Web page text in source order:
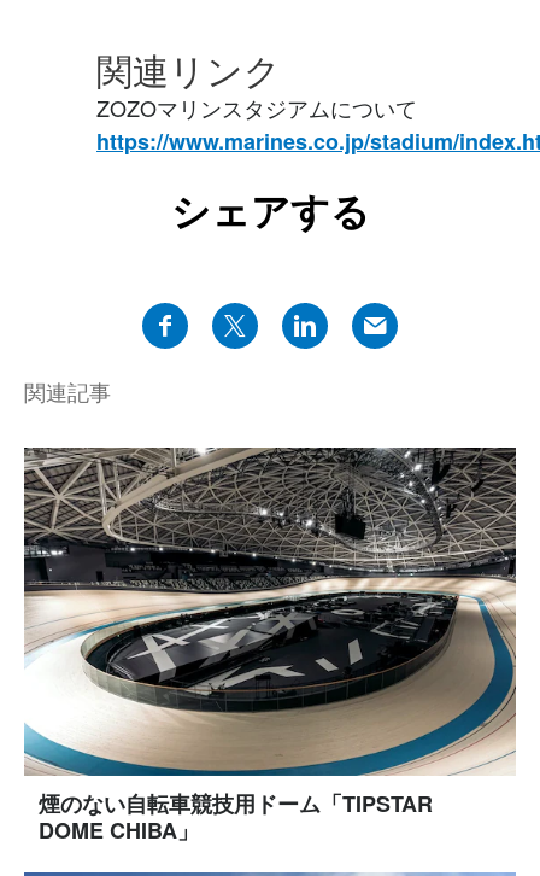
関連リンク
ZOZOマリンスタジアムについて
https://www.marines.co.jp/stadium/
シェアする
関連記事
煙のない自転車競技用ドーム「TIPSTAR
DOME CHIBA」